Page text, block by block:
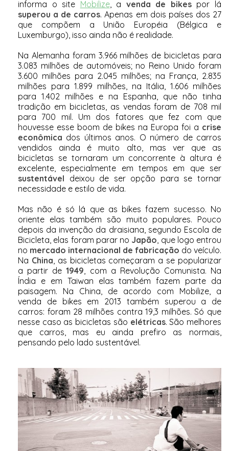
informa o site Mobilize, a venda de bikespor lá
superou a de carros. Apenas em dois países dos 27
que compõem a União Européia (Bélgica e
Luxemburgo), isso ainda não é realidade.
Na Alemanha foram 3.966 milhões de bicicletas para
3.083 milhões de automóveis; no Reino Unido foram
3.600 milhões para 2.045 milhões; na França, 2.835
milhões para 1.899 milhões, na Itália, 1.606 milhões
para 1.402 milhões e na Espanha, que não tinha
tradição em bicicletas, as vendas foram de 708 mil
para 700 mil. Um dos fatores que fez com que
houvesse esse boom de bikes na Europa foi a crise
econômica dos últimos anos. O número de carros
vendidos ainda é muito alto, mas ver que as
bicicletas se tornaram um concorrente à altura é
excelente, especialmente em tempos em que ser
sustentável deixou de ser opção para se tornar
necessidade e estilo de vida.
Mas não é só lá que as bikes fazem sucesso. No
oriente elas também são muito populares. Pouco
depois da invenção da draisiana, segundo Escola de
Bicicleta, elas foram parar no Japão, que logo entrou
no mercado internacional de fabricação do veículo.
Na China, as bicicletas começaram a se popularizar
a partir de1949, com a Revolução Comunista. Na
Índia e em Taiwan elas também fazem parte da
paisagem. Na China, de acordo com Mobilize, a
venda de bikes em 2013 também superou a de
carros: foram 28 milhões contra 19,3 milhões. Só que
nesse caso as bicicletas são elétricas. São melhores
que carros, mas eu ainda prefiro as normais,
pensando pelo lado sustentável.